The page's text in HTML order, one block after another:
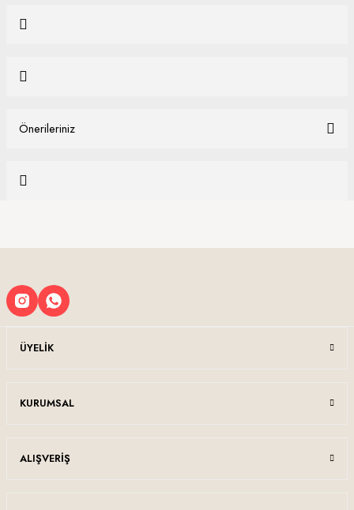
Önerileriniz
yetersiz gördüğünüz noktaları öneri formunu kullanarak tarafımıza
iletebilirsiniz.
Ürün resmi kalitesiz, bozuk veya görüntülenemiyor.
Ürün bilgilerinde hatalar bulunuyor.
Ürün fiyatı diğer sitelerden daha pahalı.
Bu ürüne benzer farklı alternatifler olmalı.
ÜYELIK
KURUMSAL
ALIŞVERIŞ